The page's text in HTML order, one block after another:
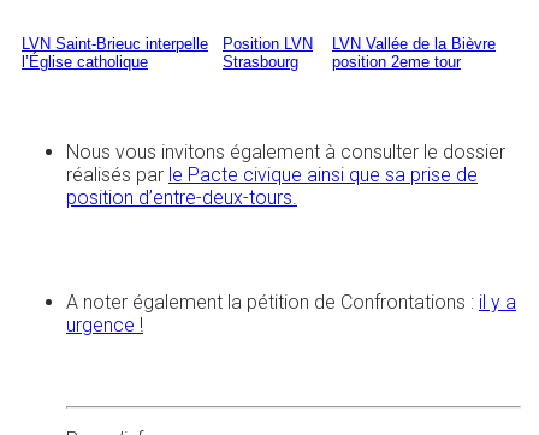
LVN Saint-Brieuc interpelle
l’Église catholique
Position LVN
Strasbourg
LVN Vallée de la Bièvre
position 2eme tour
Nous vous invitons également à consulter le dossier
réalisés par le Pacte civique ainsi que sa prise de
position d’entre-deux-tours.
A noter également la pétition de Confrontations : il y a
urgence !